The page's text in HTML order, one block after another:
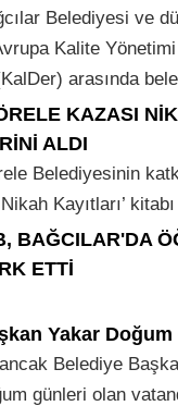
Belediyesi ve
Kalite
arasında
KAZASI
ALDI
Belediyesinin
Kayıtları’
BAĞCILAR'DA
ETTİ
Yakar
Belediye
günleri olan